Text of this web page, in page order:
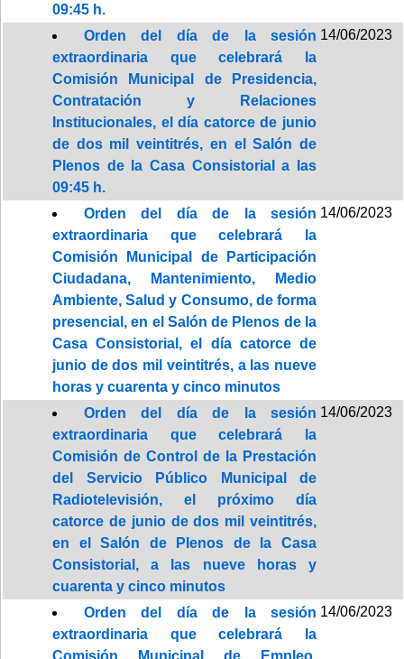
09:45 h.
Orden del día de la sesión
extraordinaria que celebrará la
Comisión Municipal de Presidencia,
Contratación y Relaciones
Institucionales, el día catorce de junio
de dos mil veintitrés, en el Salón de
Plenos de la Casa Consistorial a las
09:45 h.
14/06/2023
Orden del día de la sesión
extraordinaria que celebrará la
Comisión Municipal de Participación
Ciudadana, Mantenimiento, Medio
Ambiente, Salud y Consumo, de forma
presencial, en el Salón de Plenos de la
Casa Consistorial, el día catorce de
junio de dos mil veintitrés, a las nueve
horas y cuarenta y cinco minutos
14/06/2023
Orden del día de la sesión
extraordinaria que celebrará la
Comisión de Control de la Prestación
del Servicio Público Municipal de
Radiotelevisión, el próximo día
catorce de junio de dos mil veintitrés,
en el Salón de Plenos de la Casa
Consistorial, a las nueve horas y
cuarenta y cinco minutos
14/06/2023
Orden del día de la sesión
extraordinaria que celebrará la
Comisión Municipal de Empleo,
14/06/2023